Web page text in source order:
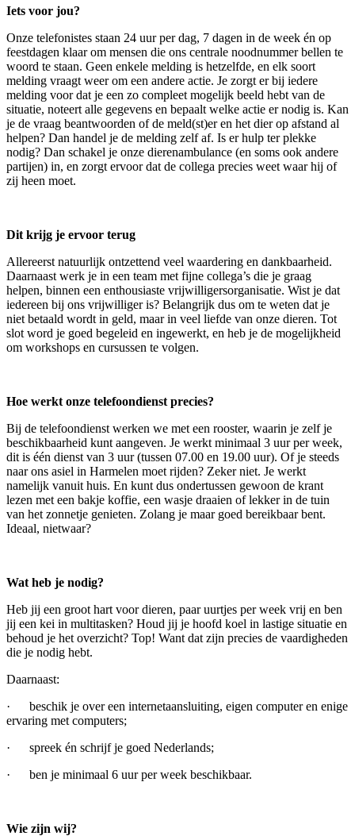
Iets voor jou?
Onze telefonistes staan 24 uur per dag, 7 dagen in de week én op
feestdagen klaar om mensen die ons centrale noodnummer bellen te
woord te staan. Geen enkele melding is hetzelfde, en elk soort
melding vraagt weer om een andere actie. Je zorgt er bij iedere
melding voor dat je een zo compleet mogelijk beeld hebt van de
situatie, noteert alle gegevens en bepaalt welke actie er nodig is. Kan
je de vraag beantwoorden of de meld(st)er en het dier op afstand al
helpen? Dan handel je de melding zelf af. Is er hulp ter plekke
nodig? Dan schakel je onze dierenambulance (en soms ook andere
partijen) in, en zorgt ervoor dat de collega precies weet waar hij of
zij heen moet.
Dit krijg je ervoor terug
Allereerst natuurlijk ontzettend veel waardering en dankbaarheid.
Daarnaast werk je in een team met fijne collega’s die je graag
helpen, binnen een enthousiaste vrijwilligersorganisatie. Wist je dat
iedereen bij ons vrijwilliger is? Belangrijk dus om te weten dat je
niet betaald wordt in geld, maar in veel liefde van onze dieren. Tot
slot word je goed begeleid en ingewerkt, en heb je de mogelijkheid
om workshops en cursussen te volgen.
Hoe werkt onze telefoondienst precies?
Bij de telefoondienst werken we met een rooster, waarin je zelf je
beschikbaarheid kunt aangeven. Je werkt minimaal 3 uur per week,
dit is één dienst van 3 uur (tussen 07.00 en 19.00 uur). Of je steeds
naar ons asiel in Harmelen moet rijden? Zeker niet. Je werkt
namelijk vanuit huis. En kunt dus ondertussen gewoon de krant
lezen met een bakje koffie, een wasje draaien of lekker in de tuin
van het zonnetje genieten. Zolang je maar goed bereikbaar bent.
Ideaal, nietwaar?
Wat heb je nodig?
Heb jij een groot hart voor dieren, paar uurtjes per week vrij en ben
jij een kei in multitasken? Houd jij je hoofd koel in lastige situatie en
behoud je het overzicht? Top! Want dat zijn precies de vaardigheden
die je nodig hebt.
Daarnaast:
· beschik je over een internetaansluiting, eigen computer en enige
ervaring met computers;
· spreek én schrijf je goed Nederlands;
· ben je minimaal 6 uur per week beschikbaar.
Wie zijn wij?